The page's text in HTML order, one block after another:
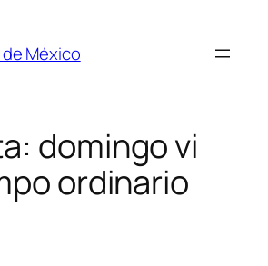
México
domingo vi
ordinario